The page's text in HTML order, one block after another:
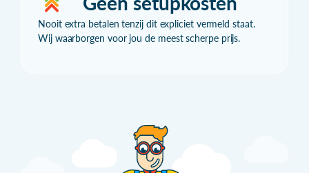
Nooit extra betalen tenzij dit expliciet vermeld staat.
Wij waarborgen voor jou de meest scherpe prijs.